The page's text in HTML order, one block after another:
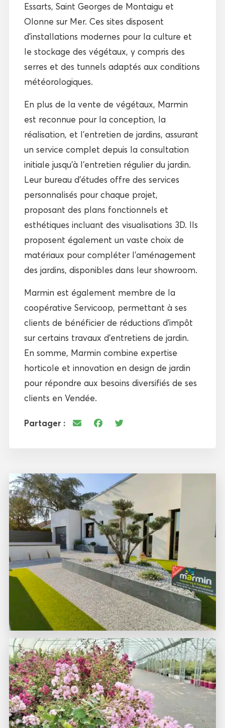
Essarts, Saint Georges de Montaigu et
Olonne sur Mer. Ces sites disposent
d’installations modernes pour la culture et
le stockage des végétaux, y compris des
serres et des tunnels adaptés aux conditions
météorologiques.
En plus de la vente de végétaux, Marmin
est reconnue pour la conception, la
réalisation, et l’entretien de jardins, assurant
un service complet depuis la consultation
initiale jusqu’à l’entretien régulier du jardin.
Leur bureau d’études offre des services
personnalisés pour chaque projet,
proposant des plans fonctionnels et
esthétiques incluant des visualisations 3D. Ils
proposent également un vaste choix de
matériaux pour compléter l’aménagement
des jardins, disponibles dans leur showroom.
Marmin est également membre de la
coopérative Servicoop, permettant à ses
clients de bénéficier de réductions d’impôt
sur certains travaux d’entretiens de jardin.
En somme, Marmin combine expertise
horticole et innovation en design de jardin
pour répondre aux besoins diversifiés de ses
clients en Vendée.
Partager :